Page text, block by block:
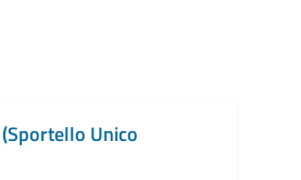
Unico